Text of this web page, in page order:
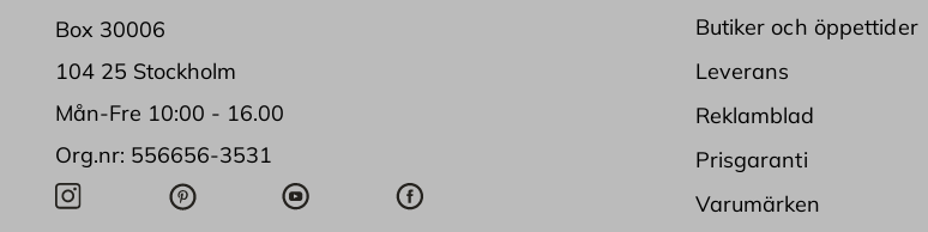
Box 30006
104 25 Stockholm
Mån-Fre 10:00 - 16.00
Org.nr: 556656-3531
Butiker och öppettider
Leverans
Reklamblad
Prisgaranti
Varumärken